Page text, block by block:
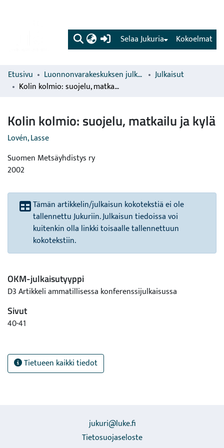
(current) Kokoelmat
Selaa Jukuria
Etusivu Luonnonvarakeskuksen julkaisut
Julkaisut
Kolin kolmio: suojelu, matkailu ja kylä
Kolin kolmio: suojelu, matkailu ja kylä
Lovén, Lasse
Suomen Metsäyhdistys ry
2002
Tämän artikkelin/julkaisun kokotekstiä ei ole
tallennettu Jukuriin. Julkaisun tiedoissa voi
kuitenkin olla linkki toisaalle tallennettuun
kokotekstiin.
OKM-julkaisutyyppi
D3 Artikkeli ammatillisessa konferenssijulkaisussa
Sivut
40-41
Tietueen kaikki tiedot
jukuri@luke.fi
Tietosuojaseloste